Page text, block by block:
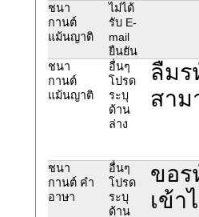
ชนา
กานต์
แม้นญาติ
ไม่ได้
รับ E-
mail
ยืนยัน
ชนา
กานต์
แม้นญาติ
อื่นๆ
โปรด
ระบุ
ด้าน
ล่าง
ลืม
สาม
ชนา
กานต์ คำ
อาษา
อื่นๆ
โปรด
ระบุ
ด้าน
ขอร
เข้า